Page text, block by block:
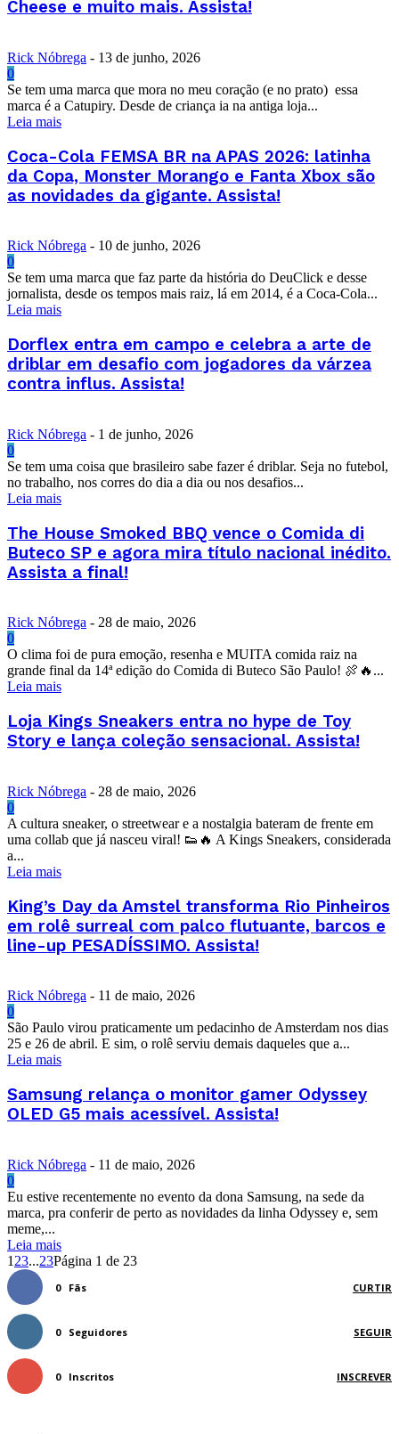
Cheese e muito mais. Assista!
Rick Nóbrega - 13 de junho, 2026
0
Se tem uma marca que mora no meu coração (e no prato) essa
marca é a Catupiry. Desde de criança ia na antiga loja...
Leia mais
Coca-Cola FEMSA BR na APAS 2026: latinha
da Copa, Monster Morango e Fanta Xbox são
as novidades da gigante. Assista!
Rick Nóbrega - 10 de junho, 2026
0
Se tem uma marca que faz parte da história do DeuClick e desse
jornalista, desde os tempos mais raiz, lá em 2014, é a Coca-Cola...
Leia mais
Dorflex entra em campo e celebra a arte de
driblar em desafio com jogadores da várzea
contra influs. Assista!
Rick Nóbrega - 1 de junho, 2026
0
Se tem uma coisa que brasileiro sabe fazer é driblar. Seja no futebol,
no trabalho, nos corres do dia a dia ou nos desafios...
Leia mais
The House Smoked BBQ vence o Comida di
Buteco SP e agora mira título nacional inédito.
Assista a final!
Rick Nóbrega - 28 de maio, 2026
0
O clima foi de pura emoção, resenha e MUITA comida raiz na
grande final da 14ª edição do Comida di Buteco São Paulo! 🍖🔥...
Leia mais
Loja Kings Sneakers entra no hype de Toy
Story e lança coleção sensacional. Assista!
Rick Nóbrega - 28 de maio, 2026
0
A cultura sneaker, o streetwear e a nostalgia bateram de frente em
uma collab que já nasceu viral! 👟🔥 A Kings Sneakers, considerada
a...
Leia mais
King’s Day da Amstel transforma Rio Pinheiros
em rolê surreal com palco flutuante, barcos e
line-up PESADÍSSIMO. Assista!
Rick Nóbrega - 11 de maio, 2026
0
São Paulo virou praticamente um pedacinho de Amsterdam nos dias
25 e 26 de abril. E sim, o rolê serviu demais daqueles que a...
Leia mais
Samsung relança o monitor gamer Odyssey
OLED G5 mais acessível. Assista!
Rick Nóbrega - 11 de maio, 2026
0
Eu estive recentemente no evento da dona Samsung, na sede da
marca, pra conferir de perto as novidades da linha Odyssey e, sem
meme,...
Leia mais
1 23...23Página 1 de 23
0 Fãs CURTIR
0 Seguidores SEGUIR
0 Inscritos INSCREVER